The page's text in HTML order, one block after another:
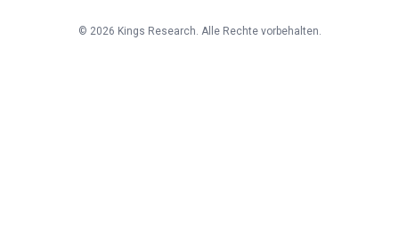
© 2026 Kings Research. Alle Rechte vorbehalten.